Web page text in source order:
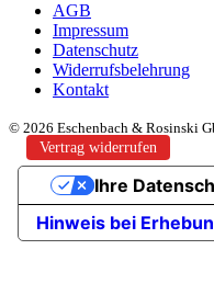
AGB
Impressum
Datenschutz
Widerrufsbelehrung
Kontakt
© 2026 Eschenbach & Rosinski
Vertrag widerrufen
Hinweis bei
Ihre